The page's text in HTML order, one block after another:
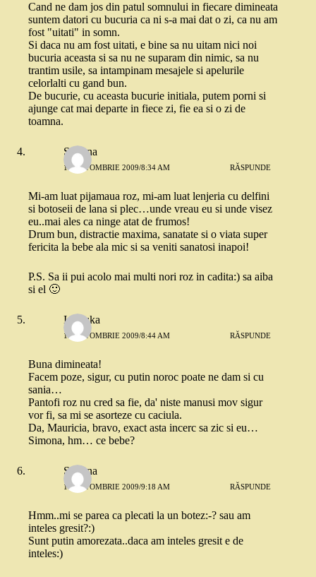
Cand ne dam jos din patul somnului in fiecare dimineata
suntem datori cu bucuria ca ni s-a mai dat o zi, ca nu am
fost "uitati" in somn.
Si daca nu am fost uitati, e bine sa nu uitam nici noi
bucuria aceasta si sa nu ne suparam din nimic, sa nu
trantim usile, sa intampinam mesajele si apelurile
celorlalti cu gand bun.
De bucurie, cu aceasta bucurie initiala, putem porni si
ajunge cat mai departe in fiece zi, fie ea si o zi de
toamna.
Simona
16 OCTOMBRIE 2009/8:34 AM RĂSPUNDE
Mi-am luat pijamaua roz, mi-am luat lenjeria cu delfini
si botoseii de lana si plec…unde vreau eu si unde visez
eu..mai ales ca ninge atat de frumos!
Drum bun, distractie maxima, sanatate si o viata super
fericita la bebe ala mic si sa veniti sanatosi inapoi!
P.S. Sa ii pui acolo mai multi nori roz in cadita:) sa aiba
si el 🙂
Ionouka
16 OCTOMBRIE 2009/8:44 AM RĂSPUNDE
Buna dimineata!
Facem poze, sigur, cu putin noroc poate ne dam si cu
sania…
Pantofi roz nu cred sa fie, da' niste manusi mov sigur
vor fi, sa mi se asorteze cu caciula.
Da, Mauricia, bravo, exact asta incerc sa zic si eu…
Simona, hm… ce bebe?
Simona
16 OCTOMBRIE 2009/9:18 AM RĂSPUNDE
Hmm..mi se parea ca plecati la un botez:-? sau am
inteles gresit?:)
Sunt putin amorezata..daca am inteles gresit e de
inteles:)